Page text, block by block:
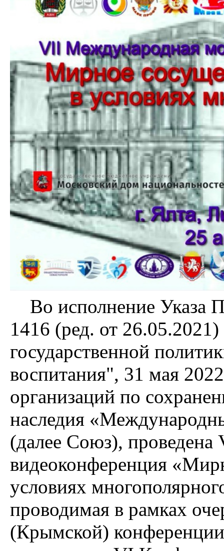
Во исполнение Указа
1416 (ред. от
государственной
воспитания", 31 мая
организаций по
наследия
(далее Союз),
видеоконференция
условиях
проводимая в рамках
(Крымской)